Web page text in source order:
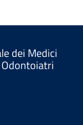
dei Medici